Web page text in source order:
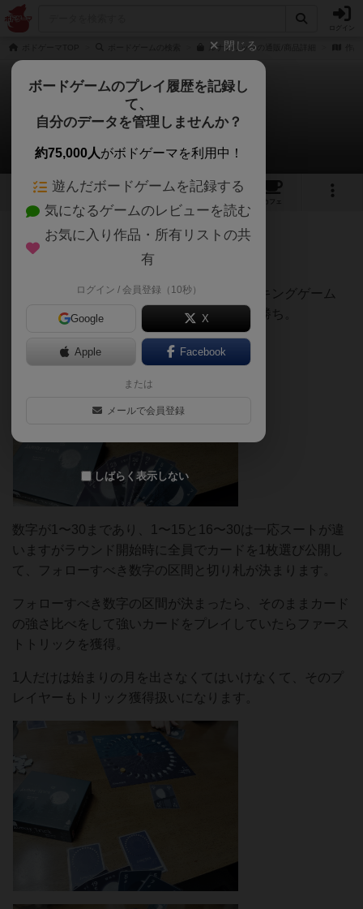
ルナトリックの通販/商品詳細
ルナトリック
うらまこさんのレビュー
5 3 7
カフェ
179名 2名 0 約1年前
マストフォロー切り札ありのトリックテイキングゲーム
で、数ラウンドして規定得点を獲得したら勝ち。
数字が1〜30まであり、1〜15と16〜30は一応スートが違
いますがラウンド開始時に全員でカードを1枚選び公開し
て、フォローすべき数字の区間と切り札が決まります。
フォローすべき数字の区間が決まったら、そのままカード
の強さ比べをして強いカードをプレイしていたらファース
トトリックを獲得。
1人だけは始まりの月を出さなくてはいけなくて、そのプ
レイヤーもトリック獲得扱いになります。
閉じる
ボードゲームのプレイ履歴を記録し
て、
自分のデータを管理しませんか？
約75,000人がボドゲーマを利用中！
遊んだボードゲームを記録する
気になるゲームのレビューを読む
お気に入り作品・所有リストの共
有
ログイン / 会員登録（10秒）
Google X
Apple Facebook
または
メールで会員登録
しばらく表示しない